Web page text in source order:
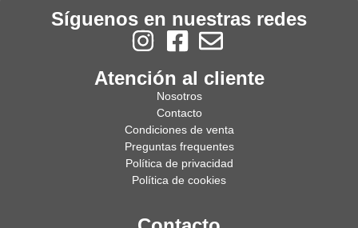
Síguenos en nuestras redes
Atención al cliente
Nosotros
Contacto
Condiciones de venta
Preguntas frequentes
Política de privacidad
Política de cookies